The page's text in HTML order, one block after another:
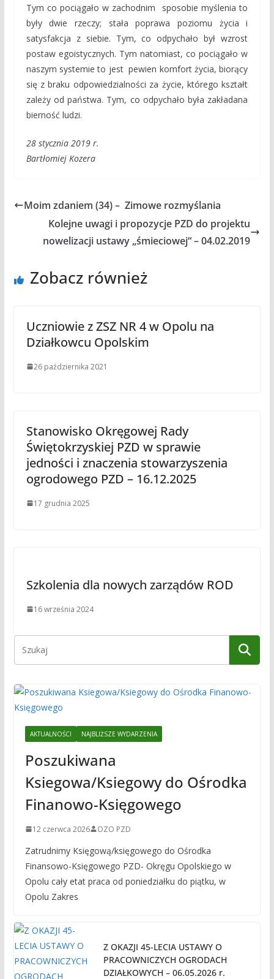
Tym co pociągało w zachodnim sposobie myślenia to
były dwie rzeczy; stała poprawa poziomu życia i
satysfakcja z siebie. Tym, co odpychało był wzrost
postaw egoistycznych. Tym natomiast, co pociągało w
naszym systemie to jest pewien komfort życia, biorący
się z braku odpowiedzialności za życie, którego kształt
zależy od państwa. Tym, co odpychało była zakładana
bierność ludzi.
28 stycznia 2019 r.
Bartłomiej Kozera
Moim zdaniem (34) – Zimowe rozmyślania
Kolejne uwagi i propozycje PZD do projektu
nowelizacji ustawy „śmieciowej“ – 04.02.2019
Zobacz również
Uczniowie z ZSZ NR 4 w Opolu na
Działkowcu Opolskim
26 października 2021
Stanowisko Okręgowej Rady
Świętokrzyskiej PZD w sprawie
jedności i znaczenia stowarzyszenia
ogrodowego PZD – 16.12.2025
17 grudnia 2025
Szkolenia dla nowych zarządów ROD
16 września 2024
AKTUALNOŚCI NAJBLIŻSZE WYDARZENIA
Poszukiwana
Ksiegowa/Ksiegowy do Ośrodka
Finanowo-Księgowego
12 czerwca 2026 OZO PZD
Zatrudnimy Księgową/księgowego do Ośrodka
Finansowo-Księgowego PZD- Okręgu Opolskiego w
Opolu cały etat praca od poniedziałku do piątku, w
Opolu Zakres
Z OKAZJI 45-LECIA USTAWY O
PRACOWNICZYCH OGRODACH
DZIAŁKOWYCH – 06.05.2026 r.